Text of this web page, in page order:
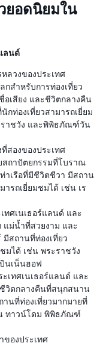
ยอดนิยมใน
ลนด์
ลวงของประเทศ
สำหรับการท่องเที่ยว
เสียง และชีวิตกลางคืน
กท่องเที่ยวสามารถเยี่ยม
าชวัง และพิพิธภัณฑ์วัน
ที่สองของประเทศ
สถาปัตยกรรมที่โบราณ
เรือที่มีชีวิตชีวา มีสถาน
ารถเยี่ยมชมได้ เช่น เร
ทศเนเธอร์แลนด์ และ
แม่น้ำที่สวยงาม และ
สถานที่ท่องเที่ยว
มได้ เช่น พระราชวัง
นเน็นฮอฟ
เทศเนเธอร์แลนด์ และ
วิตกลางคืนที่สนุกสนาน
นที่ท่องเที่ยวมากมายที่
น ทาวน์โดม พิพิธภัณฑ์
ของประเทศ